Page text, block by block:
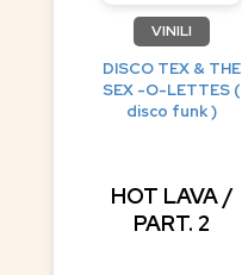
VINILI
DISCO TEX & THE
SEX -O-LETTES (
disco funk )
HOT LAVA /
PART. 2